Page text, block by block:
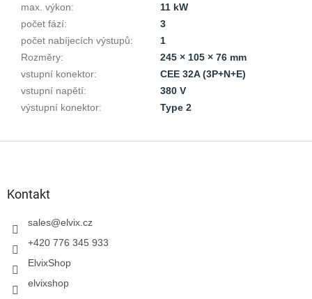
max. výkon:
11 kW
počet fází:
3
počet nabíjecích výstupů:
1
Rozměry:
245 × 105 × 76 mm
vstupní konektor:
CEE 32A (3P+N+E)
vstupní napětí:
380 V
výstupní konektor: Type 2
Kontakt
sales@elvix.cz
+420 776 345 933
ElvixShop
elvixshop